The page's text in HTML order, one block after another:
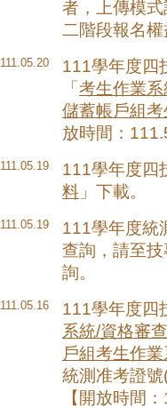
者，上傳模
二階段報名
111.05.20
111學年度四
「考生作業
儲蓄帳戶組
放時間：
111.05.19
111學年度四
料 」下載。
111.05.19
111學年度統
查詢，請至
詢。
111.05.16
111學年度四
系統/資格審
戶組考生作
統測准考證
【開放時間